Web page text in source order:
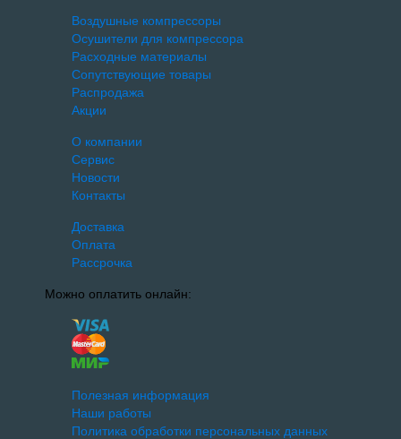
Воздушные компрессоры
Осушители для компрессора
Расходные материалы
Сопутствующие товары
Распродажа
Акции
О компании
Сервис
Новости
Контакты
Доставка
Оплата
Рассрочка
Можно оплатить онлайн:
Полезная информация
Наши работы
Политика обработки персональных данных